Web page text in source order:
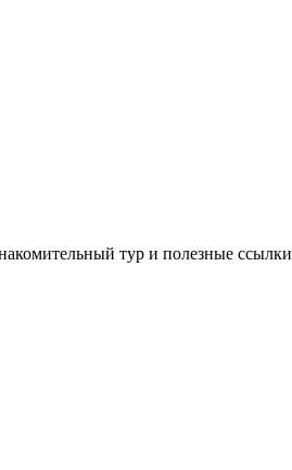
тур и полезные ссылки